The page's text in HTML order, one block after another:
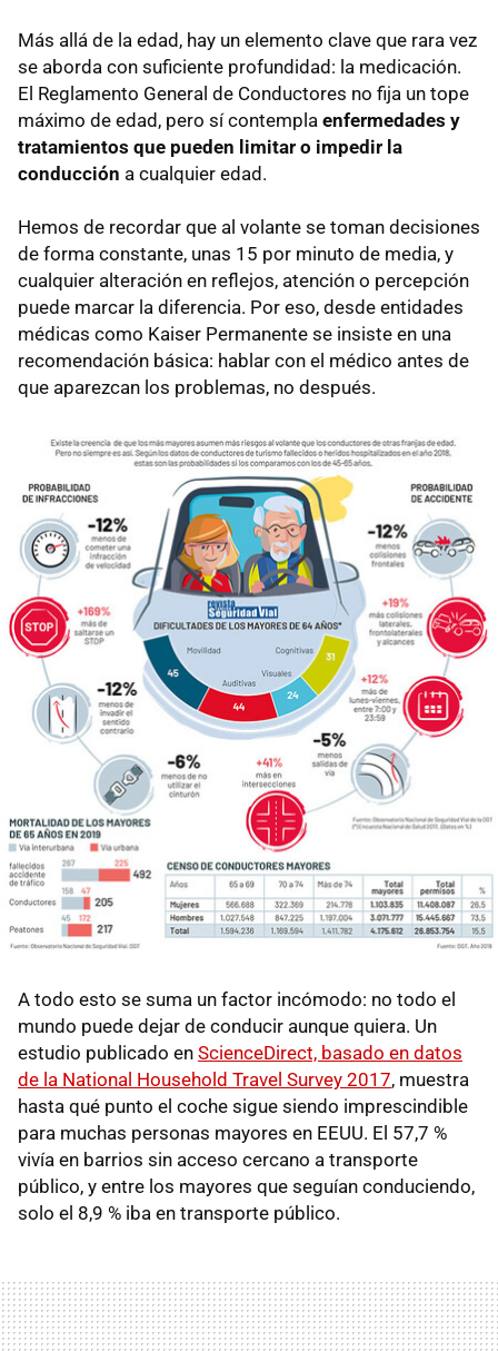
Más allá de la edad, hay un elemento clave que rara vez
se aborda con suficiente profundidad: la medicación.
El Reglamento General de Conductores no fija un tope
máximo de edad, pero sí contempla enfermedades y
tratamientos que pueden limitar o impedir la
conducción a cualquier edad.
Hemos de recordar que al volante se toman decisiones
de forma constante, unas 15 por minuto de media, y
cualquier alteración en reflejos, atención o percepción
puede marcar la diferencia. Por eso, desde entidades
médicas como Kaiser Permanente se insiste en una
recomendación básica: hablar con el médico antes de
que aparezcan los problemas, no después.
A todo esto se suma un factor incómodo: no todo el
mundo puede dejar de conducir aunque quiera. Un
estudio publicado en ScienceDirect, basado en datos
de la National Household Travel Survey 2017, muestra
hasta qué punto el coche sigue siendo imprescindible
para muchas personas mayores en EEUU. El 57,7 %
vivía en barrios sin acceso cercano a transporte
público, y entre los mayores que seguían conduciendo,
solo el 8,9 % iba en transporte público.